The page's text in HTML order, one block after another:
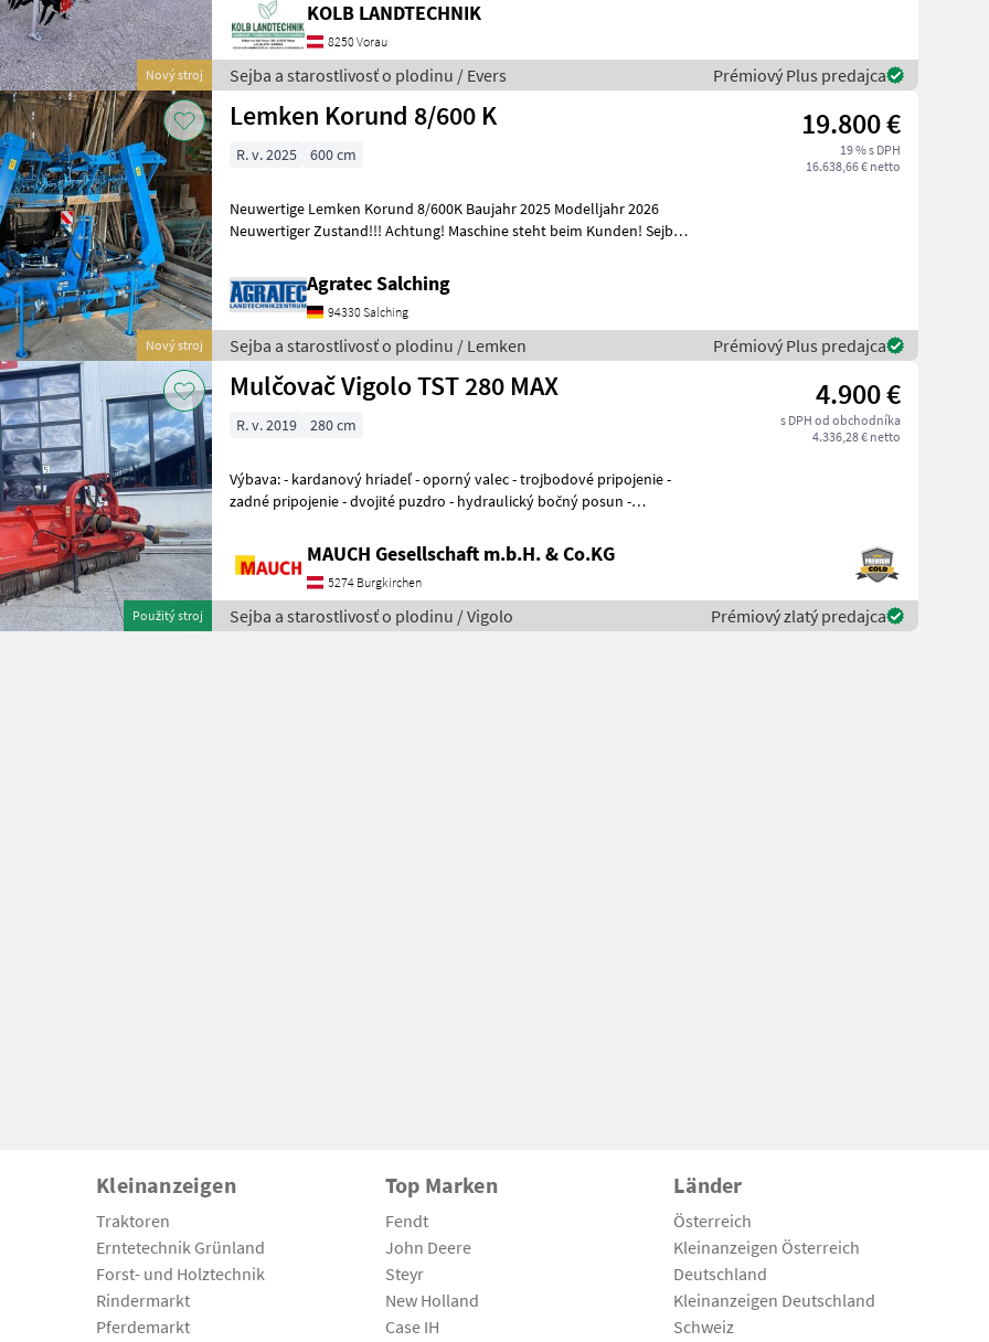
Nový stroj
KOLB LANDTECHNIK
8250 Vorau
Sejba a starostlivosť o plodinu / Evers Prémiový Plus predajca
Nový stroj
Lemken Korund 8/600 K 19.800 €
19 % s DPH
16.638,66 € netto
R. v. 2025 600 cm
Neuwertige Lemken Korund 8/600K Baujahr 2025 Modelljahr 2026
Neuwertiger Zustand!!! Achtung! Maschine steht beim Kunden! Sejba
Agratec Salching
94330 Salching
Sejba a starostlivosť o plodinu / Lemken Prémiový Plus predajca
Použitý stroj
Mulčovač Vigolo TST 280 MAX 4.900 €
s DPH od obchodníka
4.336,28 € netto
R. v. 2019 280 cm
Výbava: - kardanový hriadeľ - oporný valec - trojbodové pripojenie -
zadné pripojenie - dvojité puzdro - hydraulický bočný posun -
MAUCH Gesellschaft m.b.H. & Co.KG
5274 Burgkirchen
Sejba a starostlivosť o plodinu / Vigolo Prémiový zlatý predajca
Kleinanzeigen
Traktoren
Erntetechnik Grünland
Forst- und Holztechnik
Rindermarkt
Pferdemarkt
Top Marken
Fendt
John Deere
Steyr
New Holland
Case IH
Länder
Österreich
Kleinanzeigen Österreich
Deutschland
Kleinanzeigen Deutschland
Schweiz